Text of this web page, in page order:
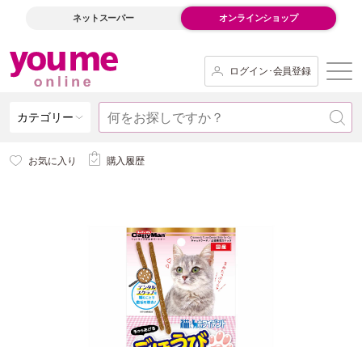
ネットスーパー オンラインショップ
ログイン･会員登録
カテゴリー
お気に入り 購入履歴